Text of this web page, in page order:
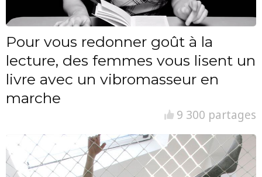
Pour vous redonner goût à la
lecture, des femmes vous lisent un
livre avec un vibromasseur en
marche
9 300 partages